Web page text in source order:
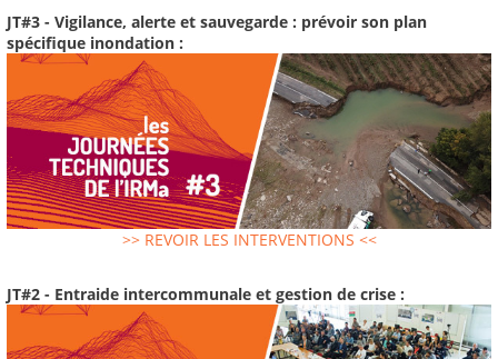
JT#3 - Vigilance, alerte et sauvegarde : prévoir son plan
spécifique inondation :
>> REVOIR LES INTERVENTIONS <<
JT#2 - Entraide intercommunale et gestion de crise :